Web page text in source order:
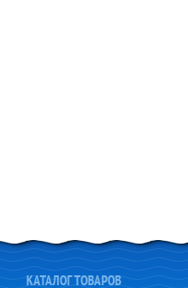
КАТАЛОГ ТОВАРОВ